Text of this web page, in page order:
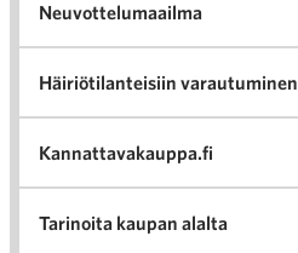
Neuvottelumaailma
Häiriötilanteisiin varautuminen
Kannattavakauppa.fi
Tarinoita kaupan alalta